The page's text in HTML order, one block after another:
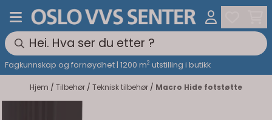
Hopp til innhold
Fagkunnskap og fornøydhet | 1200 m2 utstilling i butikk
Hjem / Tilbehør / Teknisk tilbehør / Macro Hide fotstøtte